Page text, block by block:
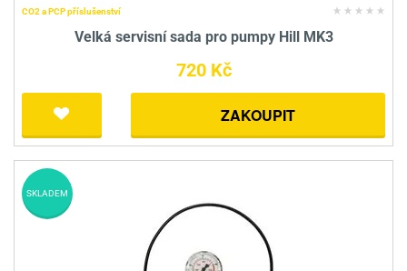
CO2 a PCP příslušenství
Velká servisní sada pro pumpy Hill MK3
720 Kč
ZAKOUPIT
SKLADEM